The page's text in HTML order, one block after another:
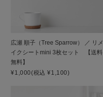
広瀬 順子（Tree Sparrow） ／ リメ
イクシートmini 3枚セット 【送料
無料】
¥1,000(税込 ¥1,100)